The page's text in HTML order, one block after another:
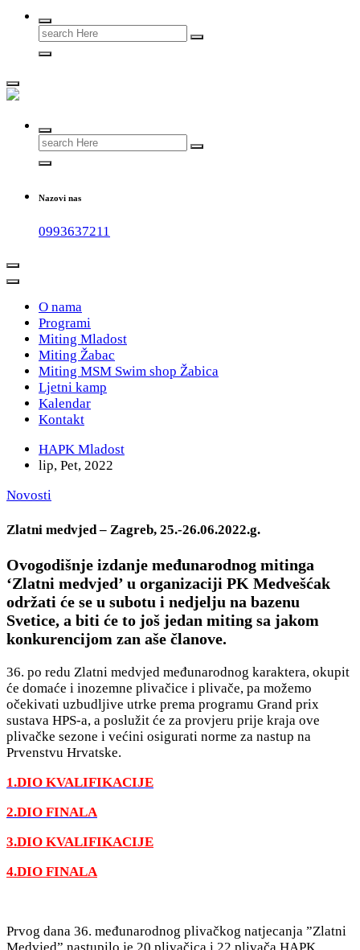
Search
for:
#teammladost
Search
for:
Nazovi nas
0993637211
O nama
Programi
Miting Mladost
Miting Žabac
Miting MSM Swim shop Žabica
Ljetni kamp
Kalendar
Kontakt
HAPK Mladost
lip, Pet, 2022
Novosti
Zlatni medvjed – Zagreb, 25.-26.06.2022.g.
Ovogodišnje izdanje međunarodnog mitinga
‘Zlatni medvjed’ u organizaciji PK Medvešćak
održati će se u subotu i nedjelju na bazenu
Svetice, a biti će to još jedan miting sa jakom
konkurencijom zan aše članove.
36. po redu Zlatni medvjed međunarodnog karaktera, okupit
će domaće i inozemne plivačice i plivače, pa možemo
očekivati uzbudljive utrke prema programu Grand prix
sustava HPS-a, a poslužit će za provjeru prije kraja ove
plivačke sezone i većini osigurati norme za nastup na
Prvenstvu Hrvatske.
1.DIO KVALIFIKACIJE
2.DIO FINALA
3.DIO KVALIFIKACIJE
4.DIO FINALA
Prvog dana 36. međunarodnog plivačkog natjecanja ”Zlatni